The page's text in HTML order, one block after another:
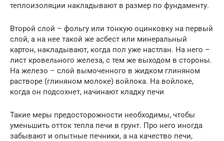
теплоизоляции накладывают в размер по фундаменту.
Второй слой – фольгу или тонкую оцинковку на первый
слой, а на нее такой же асбест или минеральный
картон, накладывают, когда пол уже настлан. На него –
лист кровельного железа, с тем же выходом в стороны.
На железо – слой вымоченного в жидком глиняном
растворе (глиняном молоке) войлока. На войлоке,
когда он подсохнет, начинают кладку печи
Такие меры предосторожности необходимы, чтобы
уменьшить отток тепла печи в грунт. Про него иногда
забывают и опытные печники, а на качество печи,